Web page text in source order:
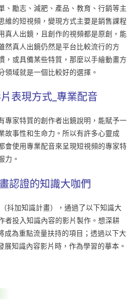
、勵志、減肥、產品、教育、行銷等主
維的短視頻，變現方式主要是銷售課程
真人出鏡，且創作的視頻都是原創，能
然真人出鏡仍然是平台比較流行的方
，或具備某些特質，那麼以手繪動畫方
領域就是一個比較好的選擇。
表現方式_專業配音
專家特質的創作者出鏡說明，能賦予一
故事性和生命力。所以有許多心靈成
會使用專業配音來呈現短視頻的專家特
力。
認證的知識大咖們
抖加知識計畫），通過了以下知識大
者投入知識內容的影片製作。想深耕
成為重點流量扶持的項目；透過以下大
展知識內容影片時，作為學習的摹本。